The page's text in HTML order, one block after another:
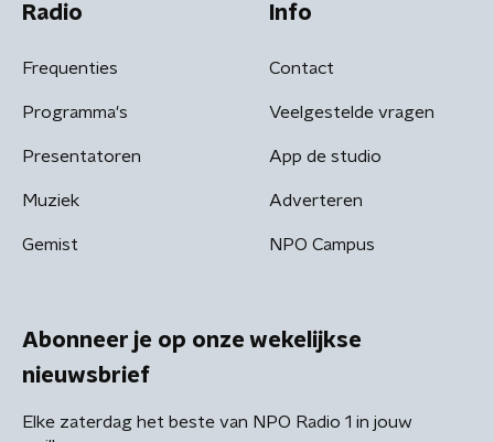
Radio
Frequenties
Programma's
Presentatoren
Muziek
Gemist
Info
Contact
Veelgestelde vragen
App de studio
Adverteren
NPO Campus
Abonneer je op onze wekelijkse
nieuwsbrief
Elke zaterdag het beste van NPO Radio 1 in jouw